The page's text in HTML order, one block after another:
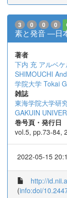
3 0 0 0
素と発音 ―日
著者
下内 充 アルベ
SHIMOUCHI
学院大学 Tokai
雑誌
東海学院大学研
GAKUIN
巻号頁・発行日
vol.5, pp.73-84,
2022-05-15
http://
(info:doi/